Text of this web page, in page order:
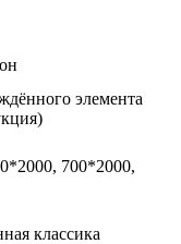
элемента
700*2000,
классика